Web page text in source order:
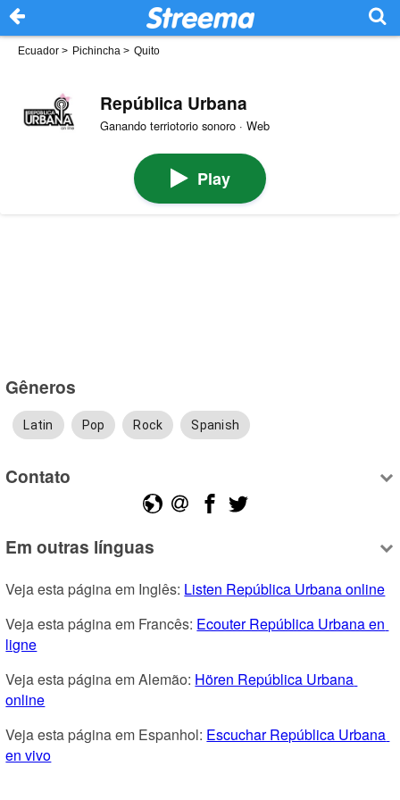
Ecuador > Pichincha > Quito
República Urbana
Ganando terriotorio sonoro · Web
Play
Gêneros
Latin Pop Rock Spanish
Contato
Em outras línguas
Veja esta página em Inglês: Listen República Urbana online
Veja esta página em Francês: Ecouter República Urbana en
ligne
Veja esta página em Alemão: Hören República Urbana
online
Veja esta página em Espanhol: Escuchar República Urbana
en vivo